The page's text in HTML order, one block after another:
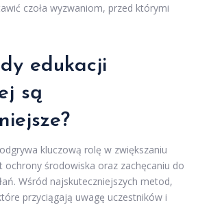
czoła wyzwaniom, przed którymi
edukacji
są
kluczową rolę w zwiększaniu
środowiska oraz zachęcaniu do
Wśród najskuteczniejszych metod,
przyciągają uwagę uczestników i